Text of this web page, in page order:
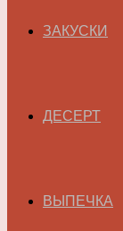
ЗАКУСКИ
ДЕСЕРТ
ВЫПЕЧКА